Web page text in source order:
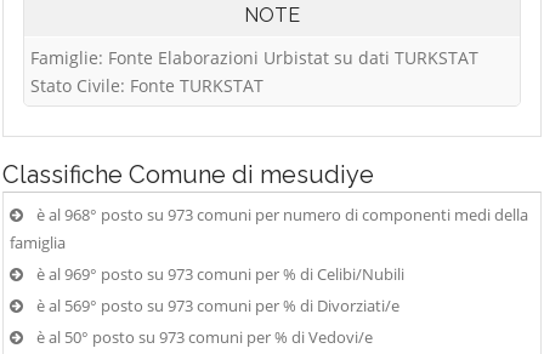
NOTE
Famiglie: Fonte Elaborazioni Urbistat su dati TURKSTAT
Stato Civile: Fonte TURKSTAT
Classifiche Comune di mesudiye
è al 968° posto su 973 comuni per numero di componenti medi della
famiglia
è al 969° posto su 973 comuni per % di Celibi/Nubili
è al 569° posto su 973 comuni per % di Divorziati/e
è al 50° posto su 973 comuni per % di Vedovi/e